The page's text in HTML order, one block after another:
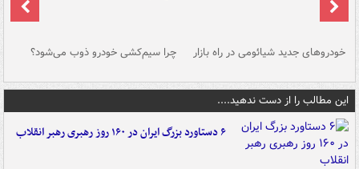
خودروهای جدید شیائومی در راه بازار چرا سیم‌کشی خودرو ذوب می‌شود؟
این مطالب را از دست ندهید....
۶ دستاورد بزرگ ایران در ۱۶۰ روز رهبری رهبر انقلاب